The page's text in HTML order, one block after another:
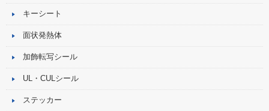
キーシート
面状発熱体
加飾転写シール
UL・CULシール
ステッカー